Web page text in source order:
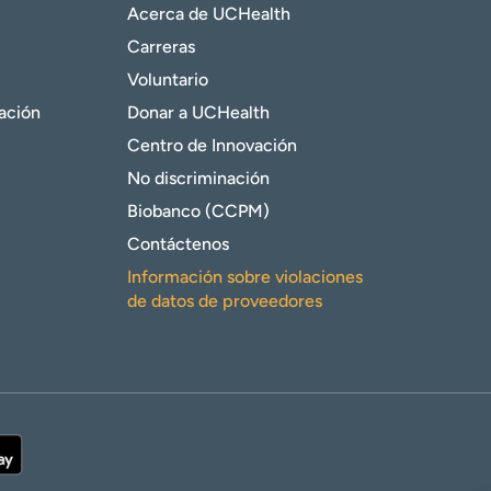
Acerca de UCHealth
Carreras
Voluntario
Donar a UCHealth
Centro de Innovación
No discriminación
Biobanco (CCPM)
Contáctenos
Información sobre violaciones
de datos de proveedores